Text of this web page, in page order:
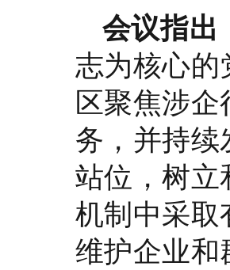
会议指出
志为核心
区聚焦涉
务，并持
站位，树
机制中采
维护企业